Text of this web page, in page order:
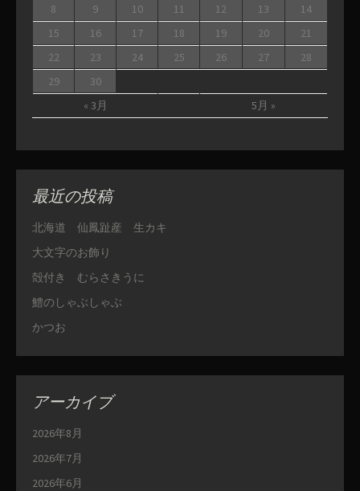
« 3月 5月 »
8
9 10 11 12 13
14
15
16 17 18 19 20
21
22
23 24 25 26 27
28
29
30
最近の投稿
北海道 仙鳳趾産 生カキ
大文字のお飾り
殻付き むらさきうに
鱧のしゃぶしゃぶ
かつお
アーカイブ
2026年8月
2026年7月
2026年6月